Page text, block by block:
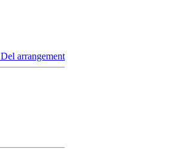
Del arrangement